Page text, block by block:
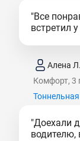
"Все
встретил
Алена Л.
Комфорт, 3
"Доехали
водителю,